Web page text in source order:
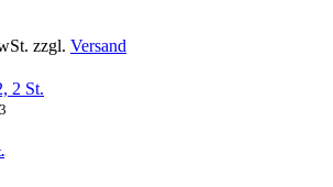
zzgl. Versand